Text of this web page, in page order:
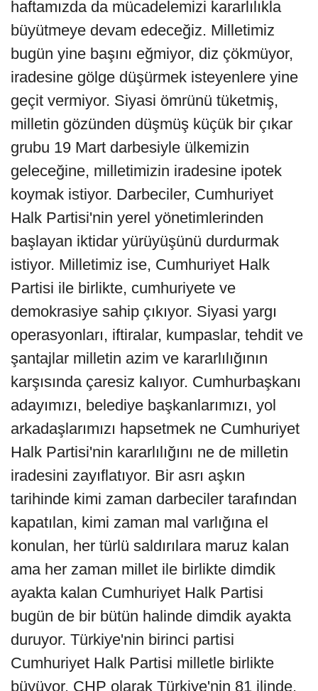
haftamızda da mücadelemizi kararlılıkla
büyütmeye devam edeceğiz. Milletimiz
bugün yine başını eğmiyor, diz çökmüyor,
iradesine gölge düşürmek isteyenlere yine
geçit vermiyor. Siyasi ömrünü tüketmiş,
milletin gözünden düşmüş küçük bir çıkar
grubu 19 Mart darbesiyle ülkemizin
geleceğine, milletimizin iradesine ipotek
koymak istiyor. Darbeciler, Cumhuriyet
Halk Partisi'nin yerel yönetimlerinden
başlayan iktidar yürüyüşünü durdurmak
istiyor. Milletimiz ise, Cumhuriyet Halk
Partisi ile birlikte, cumhuriyete ve
demokrasiye sahip çıkıyor. Siyasi yargı
operasyonları, iftiralar, kumpaslar, tehdit ve
şantajlar milletin azim ve kararlılığının
karşısında çaresiz kalıyor. Cumhurbaşkanı
adayımızı, belediye başkanlarımızı, yol
arkadaşlarımızı hapsetmek ne Cumhuriyet
Halk Partisi'nin kararlılığını ne de milletin
iradesini zayıflatıyor. Bir asrı aşkın
tarihinde kimi zaman darbeciler tarafından
kapatılan, kimi zaman mal varlığına el
konulan, her türlü saldırılara maruz kalan
ama her zaman millet ile birlikte dimdik
ayakta kalan Cumhuriyet Halk Partisi
bugün de bir bütün halinde dimdik ayakta
duruyor. Türkiye'nin birinci partisi
Cumhuriyet Halk Partisi milletle birlikte
büyüyor. CHP olarak Türkiye'nin 81 ilinde,